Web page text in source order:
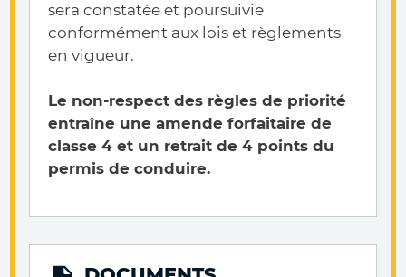
sera constatée et poursuivie
conformément aux lois et règlements
en vigueur.
Le non-respect des règles de priorité
entraîne une amende forfaitaire de
classe 4 et un retrait de 4 points du
permis de conduire.